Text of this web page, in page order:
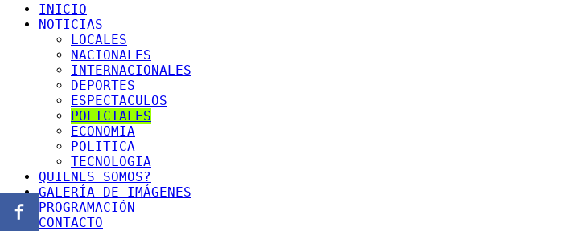
INICIO
NOTICIAS
LOCALES
NACIONALES
INTERNACIONALES
DEPORTES
ESPECTACULOS
POLICIALES
ECONOMIA
POLITICA
TECNOLOGIA
QUIENES SOMOS?
GALERÍA DE IMÁGENES
PROGRAMACIÓN
CONTACTO